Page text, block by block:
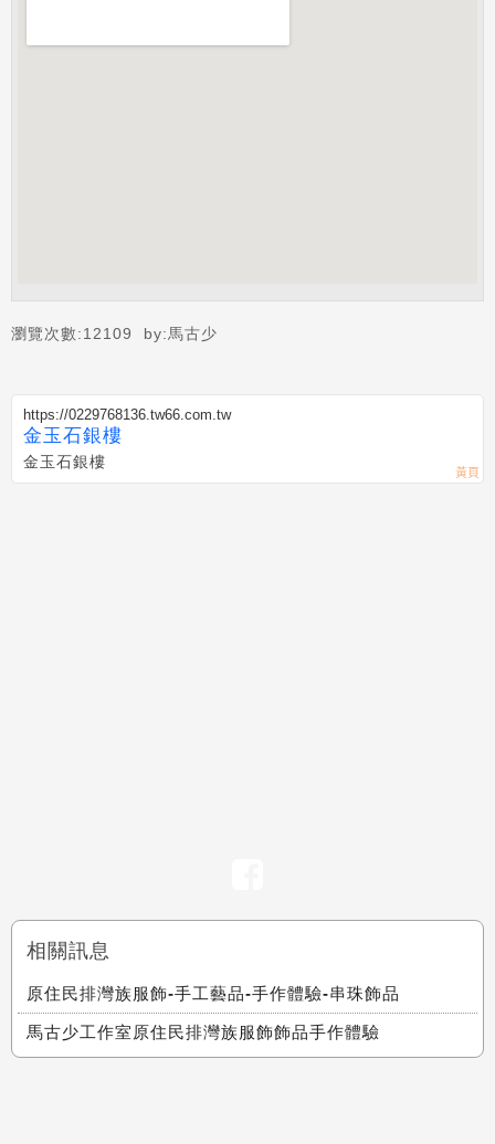
瀏覽次數:12109 by:馬古少
https://0229768136.tw66.com.tw
金玉石銀樓
金玉石銀樓
相關訊息
原住民排灣族服飾-手工藝品-手作體驗-串珠飾品
馬古少工作室原住民排灣族服飾飾品手作體驗